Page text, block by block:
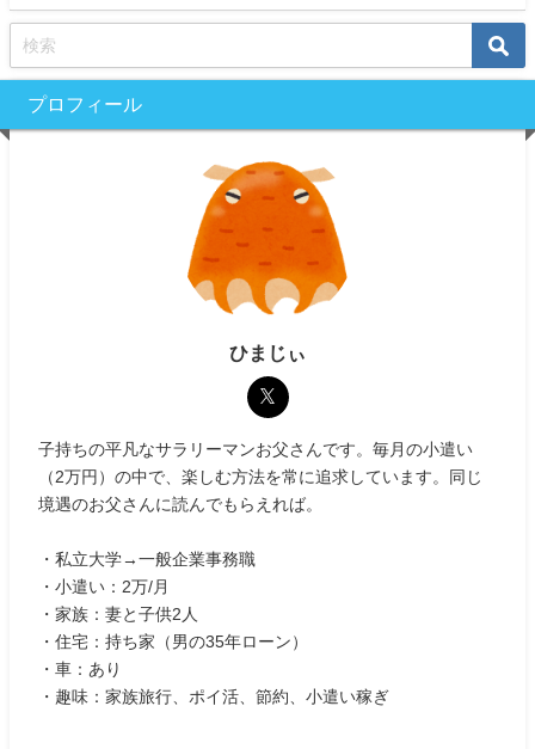
プロフィール
ひまじぃ
子持ちの平凡なサラリーマンお父さんです。毎月の小遣い
（2万円）の中で、楽しむ方法を常に追求しています。同じ
境遇のお父さんに読んでもらえれば。
・私立大学→一般企業事務職
・小遣い：2万/月
・家族：妻と子供2人
・住宅：持ち家（男の35年ローン）
・車：あり
・趣味：家族旅行、ポイ活、節約、小遣い稼ぎ